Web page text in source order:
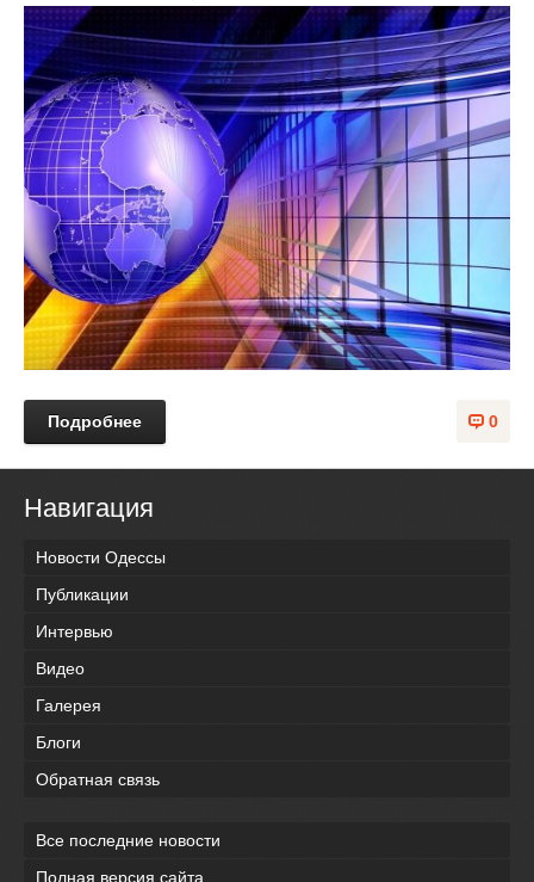
0
Подробнее
Навигация
Новости Одессы
Публикации
Интервью
Видео
Галерея
Блоги
Обратная связь
Все последние новости
Полная версия сайта